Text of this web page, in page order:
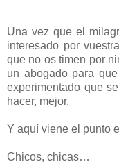
Una vez que el
interesado por
que no os timen por
un abogado para
experimentado que
hacer, mejor.
Y aquí viene el punto
Chicos, chicas…